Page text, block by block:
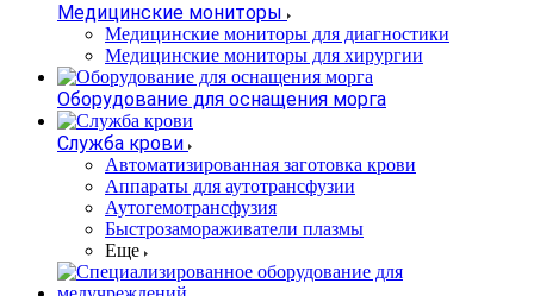
Медицинские мониторы
Медицинские мониторы для диагностики
Медицинские мониторы для хирургии
Оборудование для оснащения морга
Служба крови
Автоматизированная заготовка крови
Аппараты для аутотрансфузии
Аутогемотрансфузия
Быстрозамораживатели плазмы
Еще